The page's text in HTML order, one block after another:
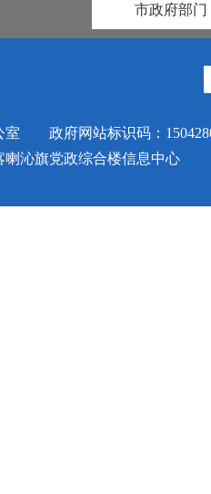
市政府部门
室 政府网站标识码：
沁旗党政综合楼信息中心